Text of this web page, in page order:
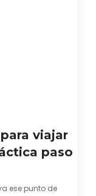
viajar
paso
ese punto de